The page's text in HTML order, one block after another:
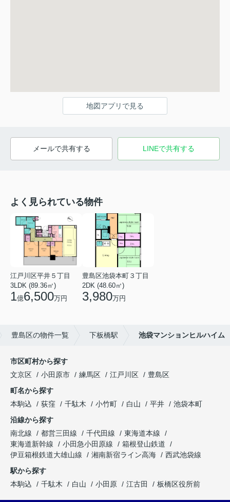
地図アプリで見る
メールで共有する LINEで共有する
よく見られている物件
江戸川区平井５丁目
3LDK (89.36㎡)
1億6,500万円
豊島区池袋本町３丁目
2DK (48.60㎡)
3,980万円
豊島区の物件一覧 下板橋駅 池袋マンションヒルハイム
市区町村から探す
文京区
小田原市 練馬区 江戸川区
豊島区
町名から探す
本駒込
荻窪 千駄木 小竹町 白山 平井
池袋本町
沿線から探す
南北線
都営三田線 千代田線
東海道本線
東海道新幹線
小田急小田原線
箱根登山鉄道
伊豆箱根鉄道大雄山線
湘南新宿ライン高海
西武池袋線
駅から探す
本駒込
千駄木 白山 小田原 江古田 板橋区役所前